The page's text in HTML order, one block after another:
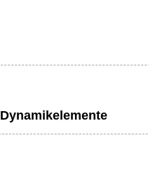
Dynamikelemente